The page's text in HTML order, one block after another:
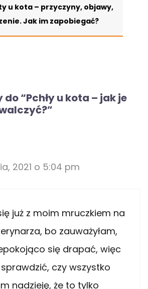
u kota – przyczyny, objawy,
Jak im zapobiegać?
“Pchły u kota – jak je
2021 o 5:04 pm
już z moim mruczkiem na
bo zauważyłam,
się drapać, więc
czy wszystko
nadzieję, że to tylko